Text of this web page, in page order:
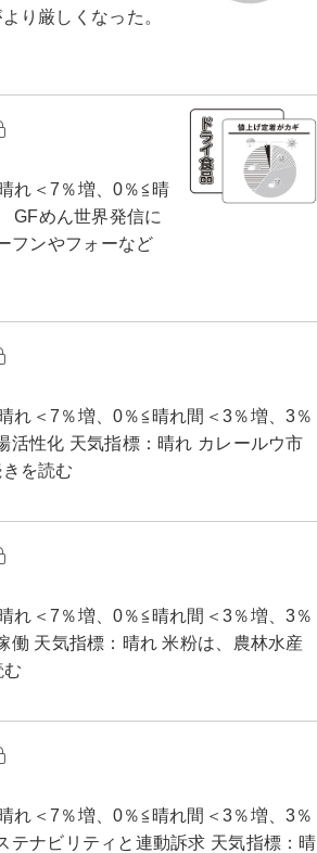
り厳しくなった。
れ＜7％増、0％≦晴
GFめん世界発信に
フンやフォーなど
れ＜7％増、0％≦晴れ間＜3％増、3％
性化 天気指標：晴れ カレールウ市
を読む
れ＜7％増、0％≦晴れ間＜3％増、3％
天気指標：晴れ 米粉は、農林水産
れ＜7％増、0％≦晴れ間＜3％増、3％
ナビリティと連動訴求 天気指標：晴